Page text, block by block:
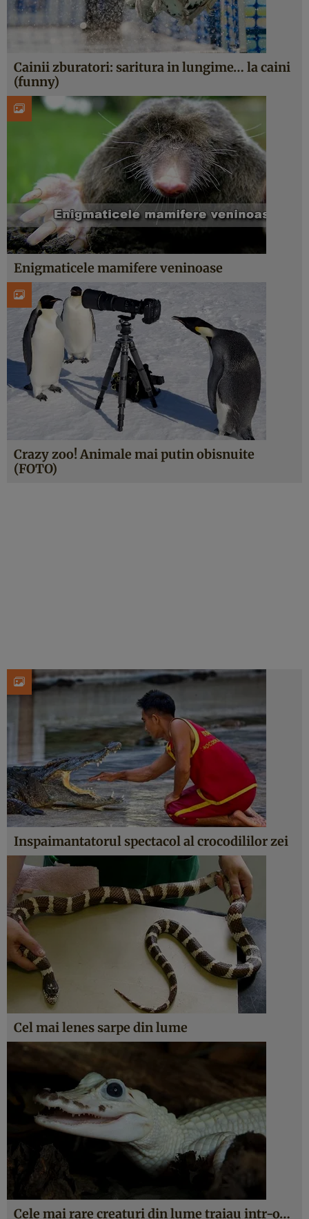
Cainii zburatori: saritura in lungime… la caini
(funny)
Enigmaticele mamifere veninoase
Crazy zoo! Animale mai putin obisnuite
(FOTO)
Inspaimantatorul spectacol al crocodililor zei
Cel mai lenes sarpe din lume
Cele mai rare creaturi din lume traiau intr-o…